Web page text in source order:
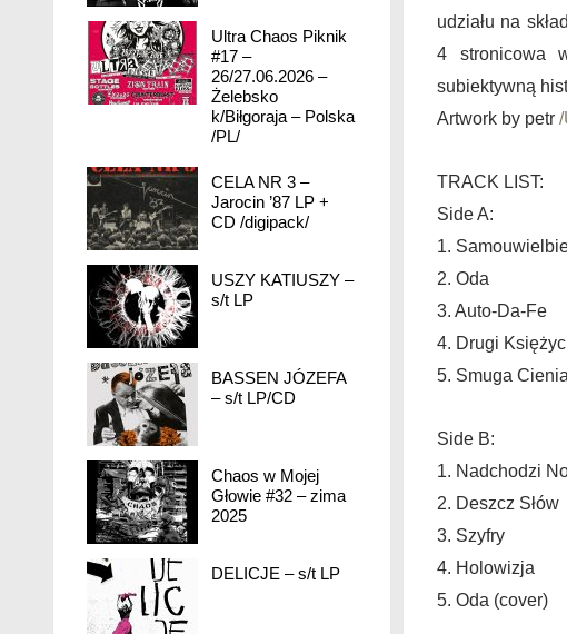
udziału na
4 stronicowa
subiektywną
Artwork by petr /
TRACK LIST:
Side A:
1.
2. Oda
3. Auto-Da-Fe
4. Drugi Księżyc
5. Smuga Cienia
Side B:
1. Nadchodzi
2. Deszcz Słów
3. Szyfry
4. Holowizja
5. Oda (cover)
Ultra Chaos Piknik
#17 –
26/27.06.2026 –
Żelebsko
k/Biłgoraja – Polska
/PL/
CELA NR 3 –
Jarocin ’87 LP +
CD /digipack/
USZY KATIUSZY –
s/t LP
BASSEN JÓZEFA
– s/t LP/CD
Chaos w Mojej
Głowie #32 – zima
2025
DELICJE – s/t LP